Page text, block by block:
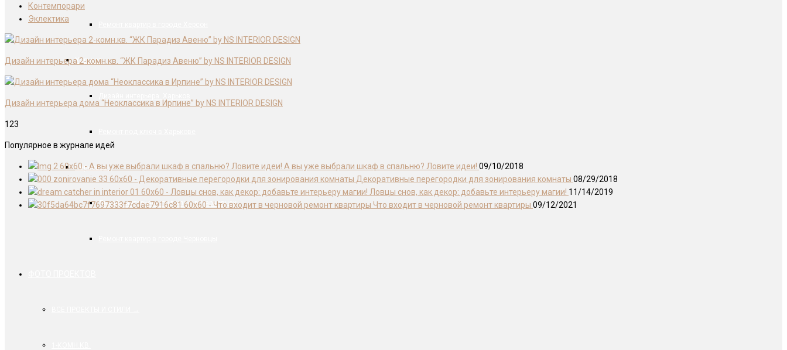
Харьков
Черновцы
Дизайн интерьера под ключ в Черновцах
Контемпорари
Эклектика
Дизайн интерьера 2-комн.кв. “ЖК Парадиз Авеню” by NS INTERIOR DESIGN
Дизайн интерьера дома “Неоклассика в Ирпине” by NS INTERIOR DESIGN
123
Популярное в журнале идей
А вы уже выбрали шкаф в спальню? Ловите идеи! 09/10/2018
Декоративные перегородки для зонирования комнаты 08/29/2018
Ловцы снов, как декор: добавьте интерьеру магии! 11/14/2019
Что входит в черновой ремонт квартиры 09/12/2021